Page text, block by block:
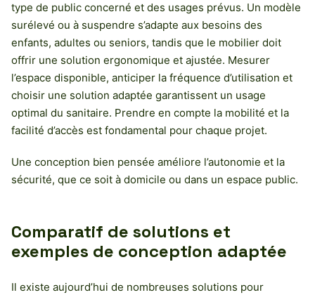
type de public concerné et des usages prévus. Un modèle
surélevé ou à suspendre s’adapte aux besoins des
enfants, adultes ou seniors, tandis que le mobilier doit
offrir une solution ergonomique et ajustée. Mesurer
l’espace disponible, anticiper la fréquence d’utilisation et
choisir une solution adaptée garantissent un usage
optimal du sanitaire. Prendre en compte la mobilité et la
facilité d’accès est fondamental pour chaque projet.
Une conception bien pensée améliore l’autonomie et la
sécurité, que ce soit à domicile ou dans un espace public.
Comparatif de solutions et
exemples de conception adaptée
Il existe aujourd’hui de nombreuses solutions pour